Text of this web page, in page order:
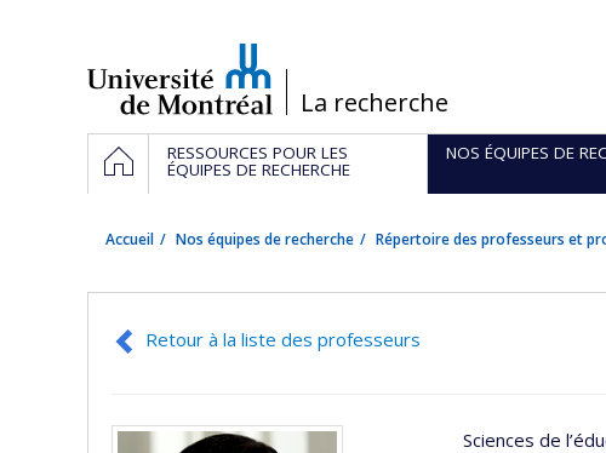
/La recherche
Navigation
principale
ACCUEILRESSOURCES POUR LES
ÉQUIPES DE RECHERCHE
NOS ÉQUIPES DE
Accueil Nos équipes de recherche Répertoire des professeurs et
Retour à la liste des professeurs
Sciences de